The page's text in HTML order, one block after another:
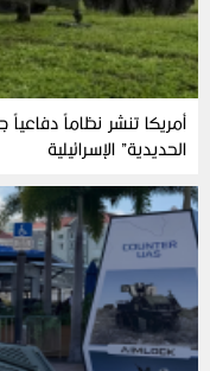
أمريكا تنشر نظاماً دفاعياً
الحديدية” الإسرائيلية